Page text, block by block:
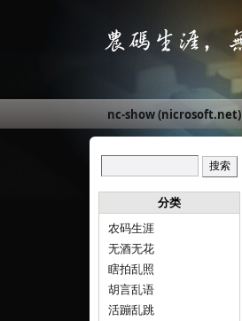
nc-show (nicrosoft.net)
分类
农码生涯
无酒无花
瞎拍乱照
胡言乱语
活蹦乱跳